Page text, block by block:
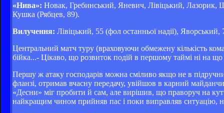
«Нива»: Новак, Гребинський, Яневич, Лівіцький,
Кушка (Рябцев, 89).
Вилучення: Лівіцький, 55 (фол останньої надії), Яворський,
Центральний матч туру (враховуючи обмежену кількість
бійка...- Цікаво, що розвиток подій в першому таймі ні на
Першу ж атаку господарів можна сміливо якщо не в
фланзі, отримав вчасну передачу, увійшов в карний
«Десни» міг пробити й сам, але вирішив, що праворуч на
найкращим чином прийняв пас і поки виправляв ситуацію,